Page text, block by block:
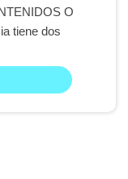
O
tiene dos